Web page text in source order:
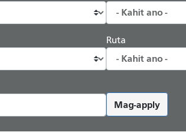
Ruta
Mag-apply